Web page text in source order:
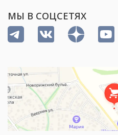
МЫ В СОЦСЕТЯХ